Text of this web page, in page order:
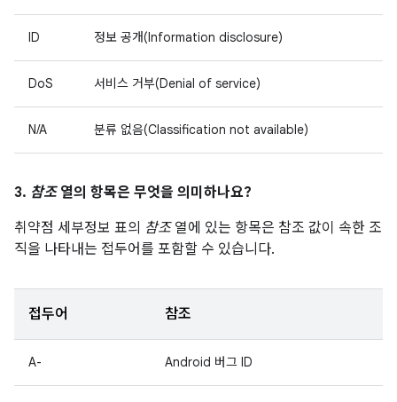
ID 정보 공개(Information disclosure)
DoS 서비스 거부(Denial of service)
N/A 분류 없음(Classification not available)
3. 참조열의 항목은 무엇을 의미하나요?
취약점 세부정보 표의 참조열에 있는 항목은 참조 값이 속한 조
직을 나타내는 접두어를 포함할 수 있습니다.
접두어 참조
A- Android 버그 ID